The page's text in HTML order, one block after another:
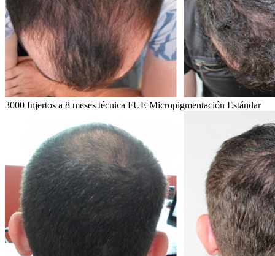
3000 Injertos a 8 meses técnica FUE Micropigmentación Estándar